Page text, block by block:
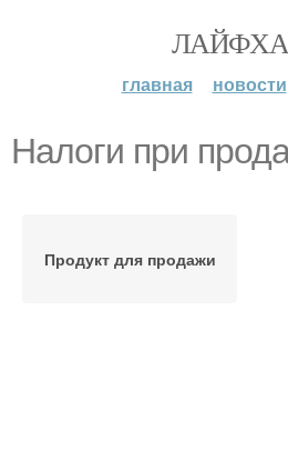
главная новости
Налоги при
Продукт для продажи